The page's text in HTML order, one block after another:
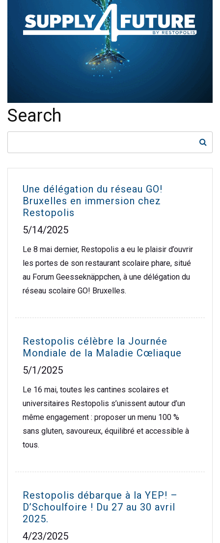
Search
Une délégation du réseau GO!
Bruxelles en immersion chez
Restopolis
5/14/2025
Le 8 mai dernier, Restopolis a eu le plaisir d’ouvrir
les portes de son restaurant scolaire phare, situé
au Forum Geesseknäppchen, à une délégation du
réseau scolaire GO! Bruxelles.
Restopolis célèbre la Journée
Mondiale de la Maladie Cœliaque
5/1/2025
Le 16 mai, toutes les cantines scolaires et
universitaires Restopolis s’unissent autour d’un
même engagement : proposer un menu 100 %
sans gluten, savoureux, équilibré et accessible à
tous.
Restopolis débarque à la YEP! –
D’Schoulfoire ! Du 27 au 30 avril
2025.
4/23/2025